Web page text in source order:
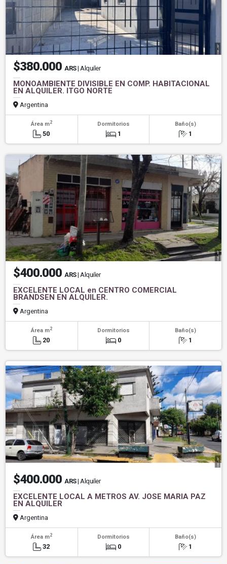
$380.000 ARS| Alquiler
MONOAMBIENTE DIVISIBLE EN COMP. HABITACIONAL
EN ALQUILER. ITGO NORTE
Argentina
Área m2
50
Dormitorios
1
Baño(s)
1
$400.000 ARS| Alquiler
EXCELENTE LOCAL en CENTRO COMERCIAL
BRANDSEN EN ALQUILER.
Argentina
Área m2
20
Dormitorios
0
Baño(s)
1
$400.000 ARS| Alquiler
EXCELENTE LOCAL A METROS AV. JOSE MARIA PAZ
EN ALQUILER
Argentina
Área m2
32
Dormitorios
0
Baño(s)
1